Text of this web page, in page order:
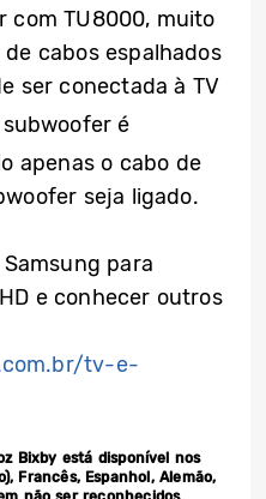
com TU8000, muito
cabos espalhados
ser conectada à TV
é
apenas o cabo de
seja ligado.
para
e conhecer outros
tv-e-
Bixby está disponível nos
Francês, Espanhol, Alemão,